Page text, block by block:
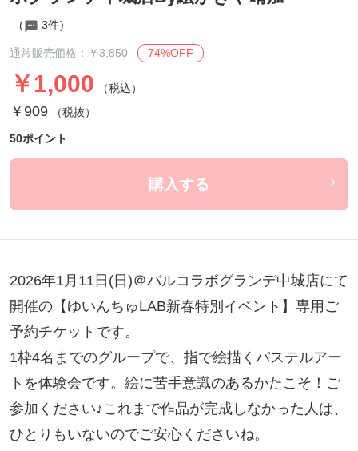
3件
通常販売価格： ￥3,850 74%OFF
￥1,000 （税込）
￥909（税抜）
50ポイント
購入する
2026年1月11日(日)＠バルコラボグランデ中城店にて
開催の【ゆいんちゅLAB新春特別イベント】専用ご
予約チケットです。
1枠4名までのグループで、指で絵描くパステルアー
トを体験会です。絵に苦手意識のあるかたこそ！ご
参加ください♪これまで作品が完成しなかった人は、
ひとりもいないのでご安心くださいね。